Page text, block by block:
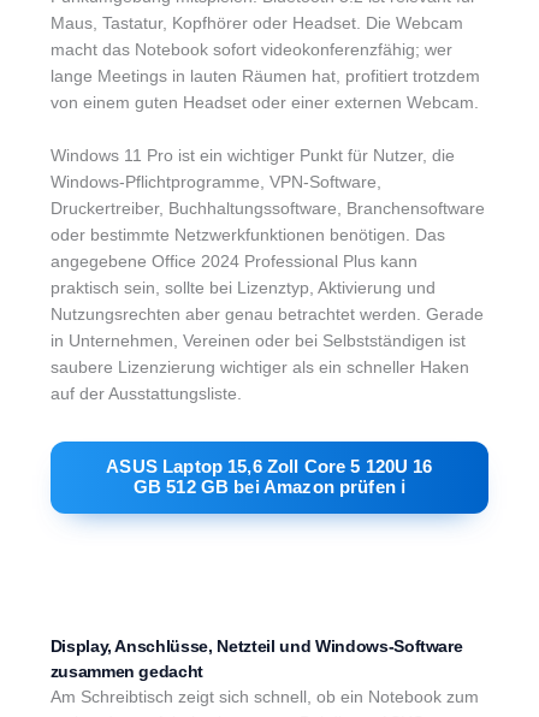
Maus, Tastatur, Kopfhörer oder Headset. Die Webcam
macht das Notebook sofort videokonferenzfähig; wer
lange Meetings in lauten Räumen hat, profitiert trotzdem
von einem guten Headset oder einer externen Webcam.
Windows 11 Pro ist ein wichtiger Punkt für Nutzer, die
Windows-Pflichtprogramme, VPN-Software,
Druckertreiber, Buchhaltungssoftware, Branchensoftware
oder bestimmte Netzwerkfunktionen benötigen. Das
angegebene Office 2024 Professional Plus kann
praktisch sein, sollte bei Lizenztyp, Aktivierung und
Nutzungsrechten aber genau betrachtet werden. Gerade
in Unternehmen, Vereinen oder bei Selbstständigen ist
saubere Lizenzierung wichtiger als ein schneller Haken
auf der Ausstattungsliste.
ASUS Laptop 15,6 Zoll Core 5 120U 16
GB 512 GB bei Amazon prüfen ℹ︎
Display, Anschlüsse, Netzteil und Windows-Software
zusammen gedacht
Am Schreibtisch zeigt sich schnell, ob ein Notebook zum